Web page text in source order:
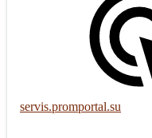
servis.promportal.su